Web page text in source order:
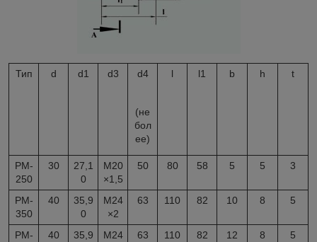
Тип d d1 d3 d4
(не
бол
ее)
l l1 b h t
РМ-
250
30
27,1
0
М20
×1,5
50 80 58 5 5 3
РМ-
350
40
35,9
0
М24
×2
63 110 82 10 8 5
РМ-
40 35,9
М24
63 110 82 12 8 5